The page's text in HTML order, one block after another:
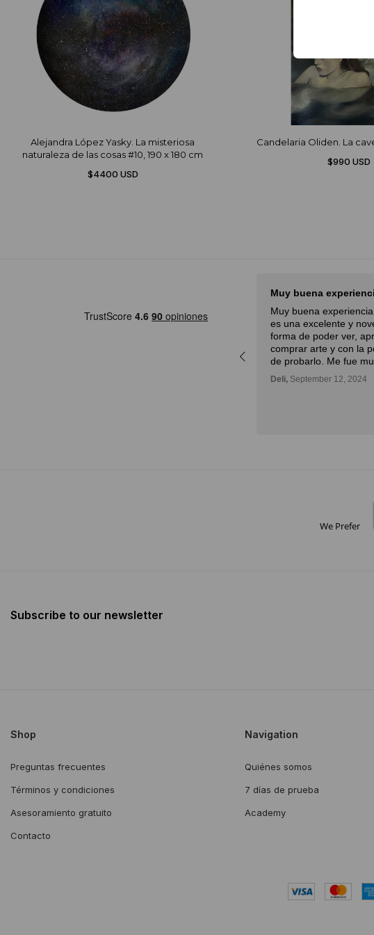
Alejandra López Yasky. La misteriosa
naturaleza de las cosas #10, 190 x 180 cm
$4400 USD
Candelaria Oliden. La
$990 USD
It is always an amazing
Muy buena
Muy buena
es una excelente y
forma de poder ver,
comprar arte y con la
de probarlo. Me fue
Deli, September 12, 2024
We Prefer
Subscribe to our newsletter
Shop
Preguntas frecuentes
Términos y condiciones
Asesoramiento gratuito
Contacto
Navigation
Quiénes somos
7 días de prueba
Academy